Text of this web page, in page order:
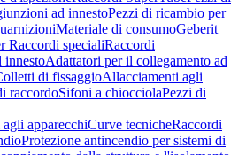
ad innestoPezzi di ricambio per
Materiale di consumoGeberit
Raccordi specialiRaccordi
innestoAdattatori per il collegamento ad
di fissaggioAllacciamenti agli
raccordoSifoni a chiocciolaPezzi di
apparecchiCurve tecnicheRaccordi
Protezione antincendio per sistemi di